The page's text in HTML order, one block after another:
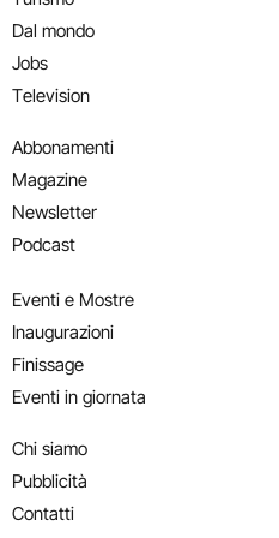
Dal mondo
Jobs
Television
Abbonamenti
Magazine
Newsletter
Podcast
Eventi e Mostre
Inaugurazioni
Finissage
Eventi in giornata
Chi siamo
Pubblicità
Contatti